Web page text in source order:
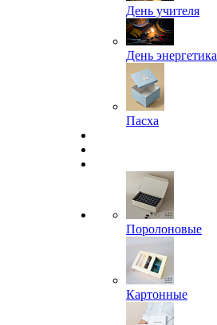
День учителя
День энергетика
Пасха
Поролоновые
Картонные